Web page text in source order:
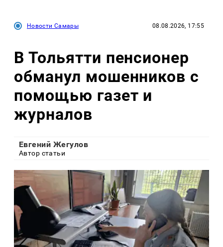
Новости Самары 08.08.2026, 17:55
В Тольятти пенсионер
обманул мошенников с
помощью газет и
журналов
Евгений Жегулов
Автор статьи